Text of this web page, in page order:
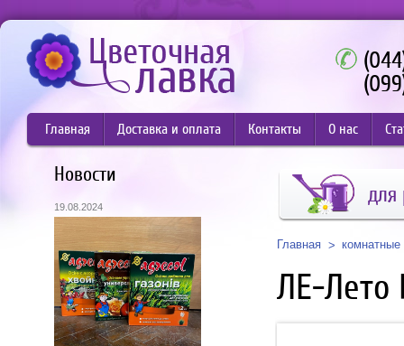
Главная Доставка и оплата Контакты О нас
Новости
19.08.2024
для
Главная комнатные
ЛЕ-Лето